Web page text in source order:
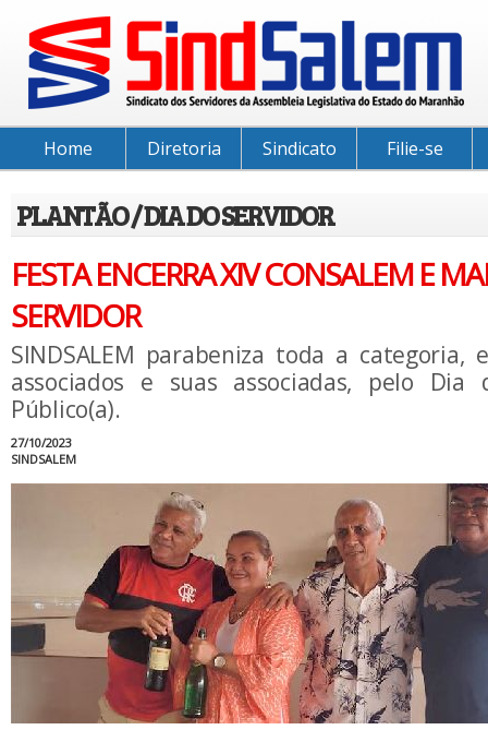
Home Diretoria Sindicato Filie-se
PLANTÃO / DIA DO SERVIDOR
FESTA ENCERRA XIV CONSALEM E
SERVIDOR
SINDSALEM parabeniza toda a categoria,
associados e suas associadas, pelo Dia
Público(a).
27/10/2023
SINDSALEM